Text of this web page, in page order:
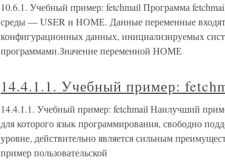
10.6.1. Учебный пример: fetchmail Программа
среды — USER и НОМЕ. Данные переменные входят
конфигурационных данных, инициализируемых
программами.Значение переменной НОМЕ
14.4.1.1. Учебный пример:
14.4.1.1. Учебный пример: fetchmail Наилучший
для которого язык программирования, свободно
уровне, действительно является сильным
пример пользовательской